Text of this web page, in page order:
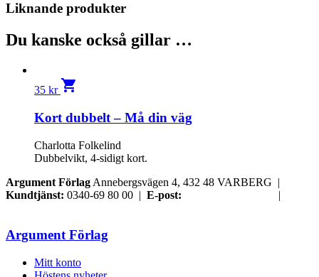
Liknande produkter
Du kanske också gillar …
35 kr shopping_cart
Kort dubbelt – Må din väg
Charlotta Folkelind
Dubbelvikt, 4-sidigt kort.
Argument Förlag Annebergsvägen 4, 432 48 VARBERG |
Kundtjänst: 0340-69 80 00 | E-post:
|
Argument Förlag
Mitt konto